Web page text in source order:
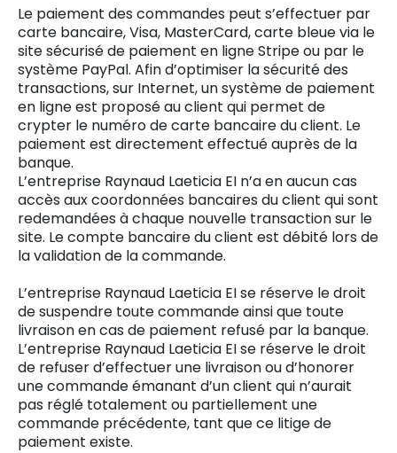
Le paiement des commandes peut s’effectuer par
carte bancaire, Visa, MasterCard, carte bleue via le
site sécurisé de paiement en ligne Stripe ou par le
système PayPal. Afin d’optimiser la sécurité des
transactions, sur Internet, un système de paiement
en ligne est proposé au client qui permet de
crypter le numéro de carte bancaire du client. Le
paiement est directement effectué auprès de la
banque.
L’entreprise Raynaud Laeticia EI n’a en aucun cas
accès aux coordonnées bancaires du client qui sont
redemandées à chaque nouvelle transaction sur le
site. Le compte bancaire du client est débité lors de
la validation de la commande.
L’entreprise Raynaud Laeticia EI se réserve le droit
de suspendre toute commande ainsi que toute
livraison en cas de paiement refusé par la banque.
L’entreprise Raynaud Laeticia EI se réserve le droit
de refuser d’effectuer une livraison ou d’honorer
une commande émanant d’un client qui n’aurait
pas réglé totalement ou partiellement une
commande précédente, tant que ce litige de
paiement existe.